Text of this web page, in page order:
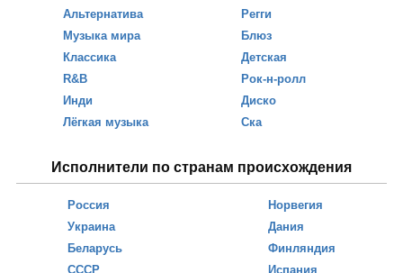
Альтернатива
Музыка мира
Классика
R&B
Инди
Лёгкая музыка
Регги
Блюз
Детская
Рок-н-ролл
Диско
Ска
Исполнители по странам происхождения
Россия
Украина
Беларусь
СССР
Норвегия
Дания
Финляндия
Испания